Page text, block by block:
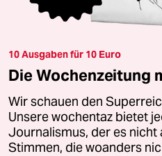
10 Ausgaben für 10 Euro
Die Wochenzeitung
Wir schauen den
Unsere wochentaz bietet
Journalismus, der es nicht
Stimmen, die woanders